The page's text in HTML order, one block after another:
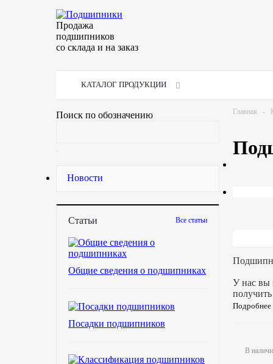
Продажа
подшипников
со склада и на заказ
КАТАЛОГ ПРОДУКЦИИ
Поиск по обозначению
Новости
Статьи Все статьи
Общие сведения о подшипниках
Посадки подшипников
Главная -
У нас вы
Подробнее
В